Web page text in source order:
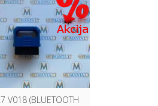
V018 (BLUETOOTH